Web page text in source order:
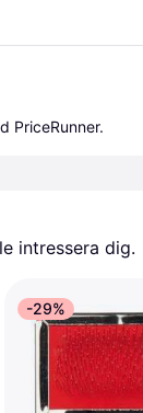
PriceRunner.
intressera dig.
-29%